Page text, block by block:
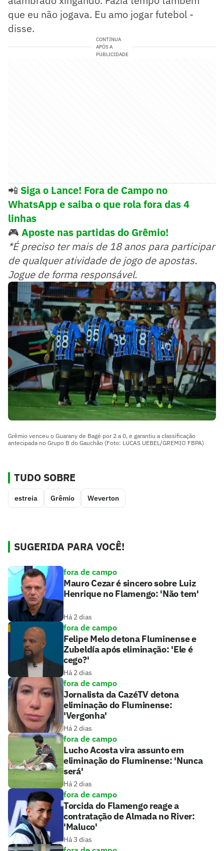
que eu não jogava. Eu amo jogar futebol -
disse.
CONTINUA
APÓS A
PUBLICIDADE
📲 Siga o Lance! Fora de Campo no
WhatsApp e saiba o que rola fora das 4
linhas
🎮 Aposte nas partidas do Grêmio!
*É preciso ter mais de 18 anos para participar
de qualquer atividade de jogo de apostas.
Jogue de forma responsável.
Grêmio venceu o Guarany de Bagé por 2 a 0, e garantiu a classificação
antecipada no Grupo B do Gauchão (Foto: LUCAS UEBEL/GREMIO FBPA)
TUDO SOBRE
estreia Grêmio Weverton
SUGERIDA PARA VOCÊ!
fora de campo
Mauro Cezar é sincero sobre Luiz
Henrique no Flamengo: 'Não tem'
Há 2 dias
fora de campo
Felipe Melo detona Fluminense e
Zubeldía após eliminação: 'Ele é
cego?'
Há 2 dias
fora de campo
Jornalista da CazéTV detona
eliminação do Fluminense:
'Vergonha'
Há 2 dias
fora de campo
Lucho Acosta vira assunto em
eliminação do Fluminense: 'Nunca
será'
Há 2 dias
fora de campo
Torcida do Flamengo reage a
contratação de Almada no River:
'Maluco'
Há 3 dias